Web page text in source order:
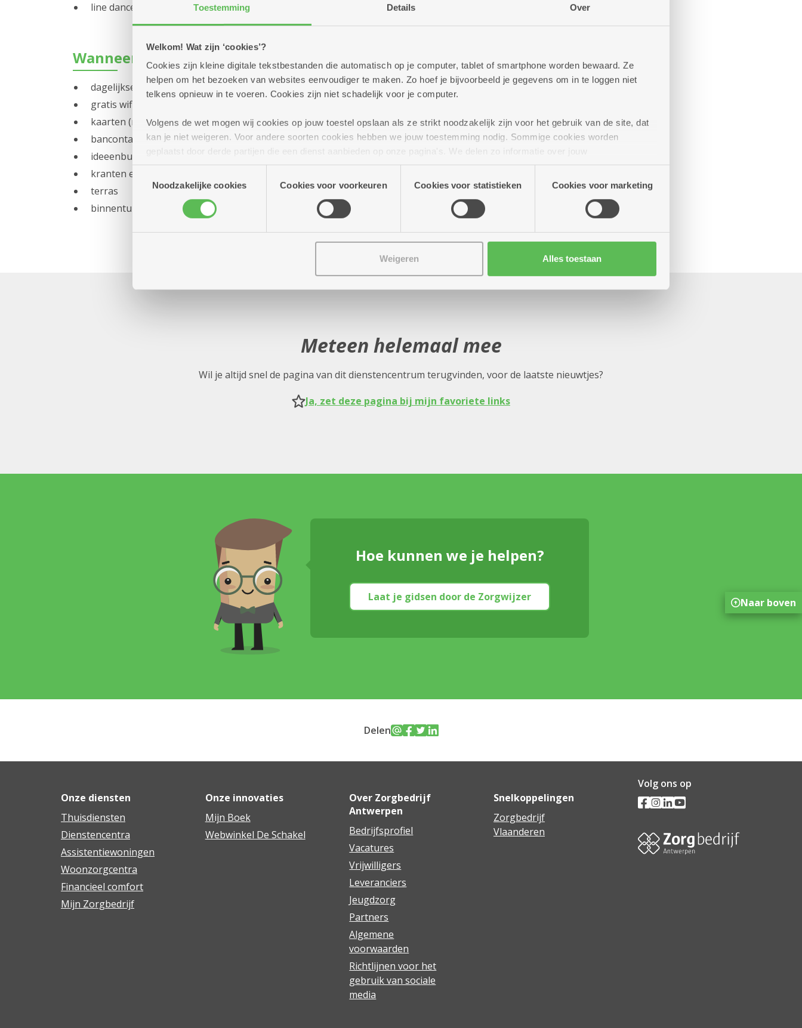
Toestemming Details Over
Welkom! Wat zijn ‘cookies’?
Cookies zijn kleine digitale tekstbestanden die automatisch op je computer, tablet of smartphone worden bewaard. Ze
helpen om het bezoeken van websites eenvoudiger te maken. Zo hoef je bijvoorbeeld je gegevens om in te loggen niet
telkens opnieuw in te voeren. Cookies zijn niet schadelijk voor je computer.
Volgens de wet mogen wij cookies op jouw toestel opslaan als ze strikt noodzakelijk zijn voor het gebruik van de site, dat
kan je niet weigeren. Voor andere soorten cookies hebben we jouw toestemming nodig. Sommige cookies worden
geplaatst door derde partijen die een dienst aanbieden op onze pagina's. We delen zo informatie over jouw
(geanonimiseerd) gebruik van onze site voor social media, advertenties en analyse. Deze partners kunnen deze gegevens
combineren met andere informatie die je aan hen verstrekte.
Toestemmingsselectie
Noodzakelijke cookies
Cookies voor voorkeuren Cookies voor statistieken Cookies voor marketing
Weigeren Alles toestaan
line dance club
Wanneer u maar wilt:
dagelijkse krant om te lezen
gratis wifi
kaarten (met of zonder club)
bancontact
ideeenbus
kranten en tijdschriften
terras
binnentuin
Meteen helemaal mee
Wil je altijd snel de pagina van dit dienstencentrum terugvinden, voor de laatste nieuwtjes?
Ja, zet deze pagina bij mijn favoriete links
Hoe kunnen we je helpen?
Laat je gidsen door de Zorgwijzer
Delen
Onze diensten
Thuisdiensten
Dienstencentra
Assistentiewoningen
Woonzorgcentra
Financieel comfort
Mijn Zorgbedrijf
Onze innovaties
Mijn Boek
Webwinkel De Schakel
Over Zorgbedrijf
Antwerpen
Bedrijfsprofiel
Vacatures
Vrijwilligers
Leveranciers
Jeugdzorg
Partners
Algemene
voorwaarden
Richtlijnen voor het
gebruik van sociale
media
Snelkoppelingen
Zorgbedrijf
Vlaanderen
Volg ons op
Naar boven